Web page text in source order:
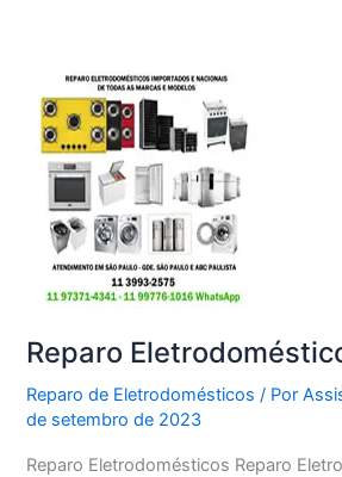
Reparo
Reparo de Eletrodomésticos / Por
de setembro de 2023
Reparo Eletrodomésticos Reparo